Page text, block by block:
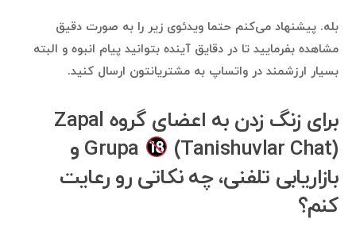
بله. پیشنهاد می‌کنم حتما ویدئوی زیر را به صورت دقیق
مشاهده بفرمایید تا در دقایق آینده بتوانید پیام انبوه و البته
بسیار ارزشمند در واتساپ به مشتریانتون ارسال کنید.
برای زنگ زدن به اعضای گروه Zapal
Grupa (Tanishuvlar Chat) و
بازاریابی تلفنی، چه نکاتی رو رعایت
کنم؟